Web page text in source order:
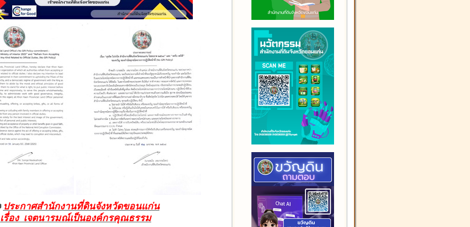
ประกาศสำนักงานที่ดินจังหวัดขอนแก่น
เรื่อง เจตนารมณ์เป็นองค์กรคุณธรรม